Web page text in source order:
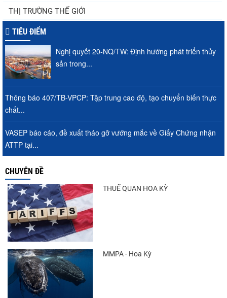
Thuế Mục 301 và bài toán thích ứng của
tôm Việt tại thị...
Nguồn cung giảm, giá cá rô phi Trung
Quốc tiếp tục tăng
Trung Quốc tăng mạnh nhập khẩu mực,
trong khi nguồn cung...
Điểm tin thủy sản thế giới ngày 3/8/2026
THỊ TRƯỜNG THẾ GIỚI
TIÊU ĐIỂM
Nghị quyết 20-NQ/TW: Định hướng phát triển thủy
sản trong...
Thông báo 407/TB-VPCP: Tập trung cao độ, tạo chuyển biến thực
chất...
VASEP báo cáo, đề xuất tháo gỡ vướng mắc về Giấy Chứng nhận
ATTP tại...
CHUYÊN ĐỀ
THUẾ QUAN HOA KỲ
MMPA - Hoa Kỳ